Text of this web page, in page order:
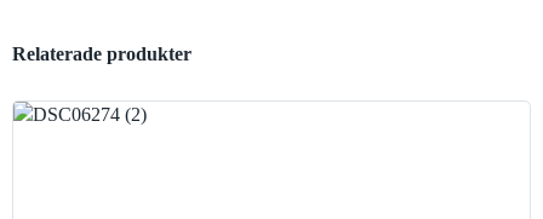
Relaterade produkter